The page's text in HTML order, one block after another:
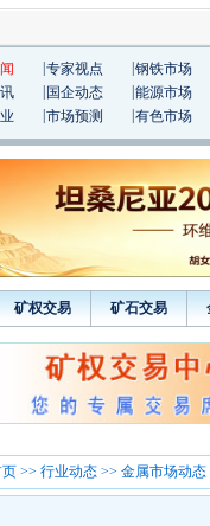
专家视点 钢铁市场
国企动态 能源市场
市场预测 有色市场
矿权交易 矿石交易
页 >> 行业动态 >> 金属市场动态